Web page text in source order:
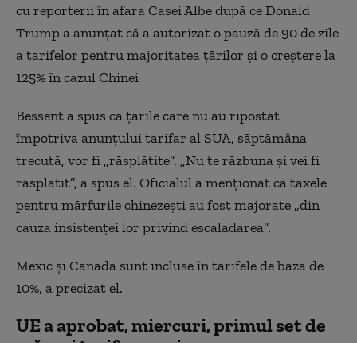
cu reporterii în afara Casei Albe după ce Donald
Trump a anunțat că a autorizat o pauză de 90 de zile
a tarifelor pentru majoritatea țărilor și o creștere la
125% în cazul Chinei
Bessent a spus că țările care nu au ripostat
împotriva anunțului tarifar al SUA, săptămâna
trecută, vor fi „răsplătite”. „Nu te răzbuna și vei fi
răsplătit”, a spus el. Oficialul a menționat că taxele
pentru mărfurile chinezești au fost majorate „din
cauza insistenței lor privind escaladarea”.
Mexic și Canada sunt incluse în tarifele de bază de
10%, a precizat el.
UE a aprobat, miercuri, primul set de